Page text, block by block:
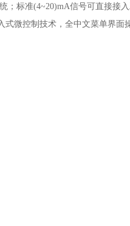
；标准(4~20)mA信号可直接接
式微控制技术，全中文菜单界面